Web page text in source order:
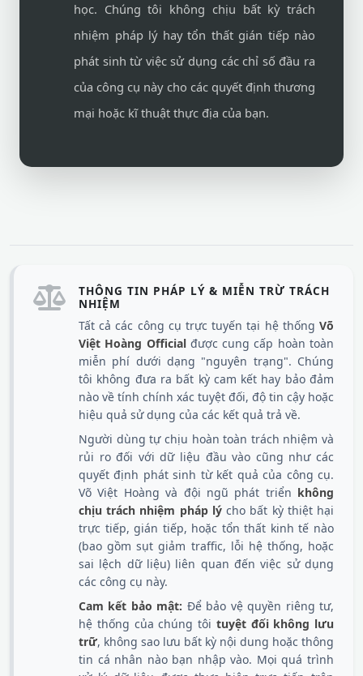
học. Chúng tôi không chịu bất kỳ trách
nhiệm pháp lý hay tổn thất gián tiếp nào
phát sinh từ việc sử dụng các chỉ số đầu ra
của công cụ này cho các quyết định thương
mại hoặc kĩ thuật thực địa của bạn.
THÔNG TIN PHÁP LÝ & MIỄN TRỪ TRÁCH
NHIỆM
Tất cả các công cụ trực tuyến tại hệ thống Võ
Việt Hoàng Officialđược cung cấp hoàn toàn
miễn phí dưới dạng "nguyên trạng". Chúng
tôi không đưa ra bất kỳ cam kết hay bảo đảm
nào về tính chính xác tuyệt đối, độ tin cậy hoặc
hiệu quả sử dụng của các kết quả trả về.
Người dùng tự chịu hoàn toàn trách nhiệm và
rủi ro đối với dữ liệu đầu vào cũng như các
quyết định phát sinh từ kết quả của công cụ.
Võ Việt Hoàng và đội ngũ phát triển không
chịu trách nhiệm pháp lýcho bất kỳ thiệt hại
trực tiếp, gián tiếp, hoặc tổn thất kinh tế nào
(bao gồm sụt giảm traffic, lỗi hệ thống, hoặc
sai lệch dữ liệu) liên quan đến việc sử dụng
các công cụ này.
Cam kết bảo mật: Để bảo vệ quyền riêng tư,
hệ thống của chúng tôi tuyệt đối không lưu
trữ, không sao lưu bất kỳ nội dung hoặc thông
tin cá nhân nào bạn nhập vào. Mọi quá trình